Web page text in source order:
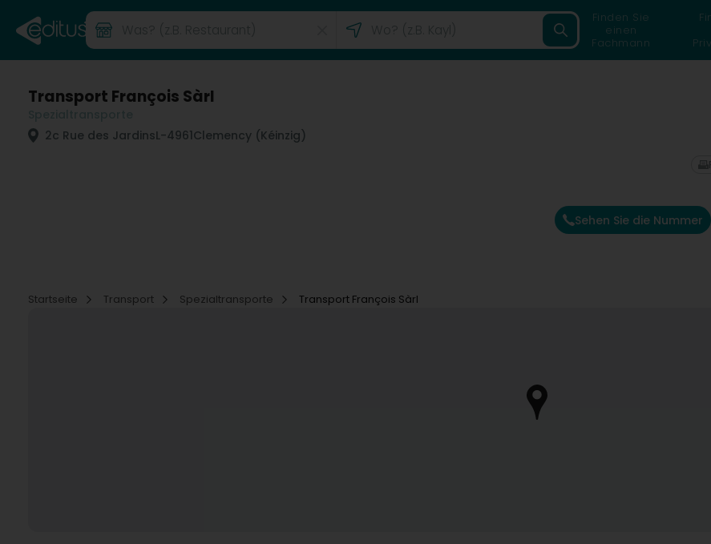
Finden Sie
einen
Fachmann
Transport François Sàrl
2c Rue des JardinsL-4961Clemency (Kéinzig)
Sehen Sie die Nummer
Startseite
Transport Spezialtransporte Transport François Sàrl